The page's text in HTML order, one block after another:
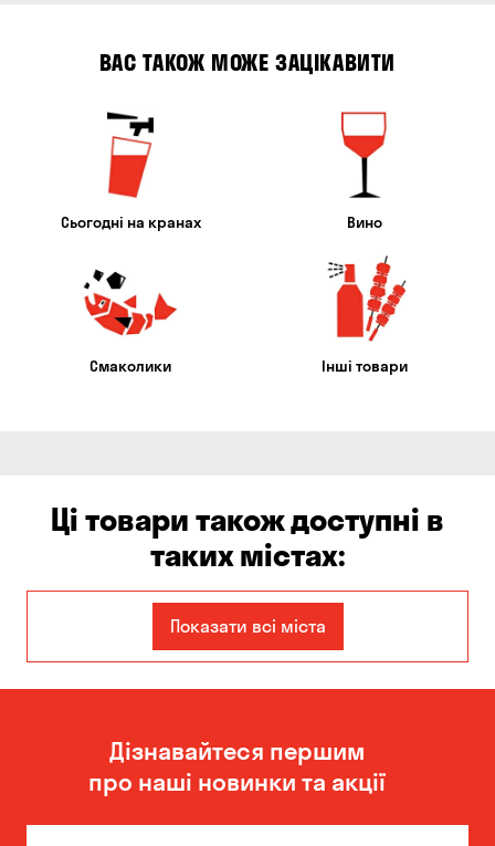
ВАС ТАКОЖ МОЖЕ ЗАЦІКАВИТИ
Сьогодні на кранах Вино
Смаколики Інші товари
Ці товари також доступні в
таких містах:
Кам'янське
Одеса
Показати всі міста
Дізнавайтеся першим
про наші новинки та акції